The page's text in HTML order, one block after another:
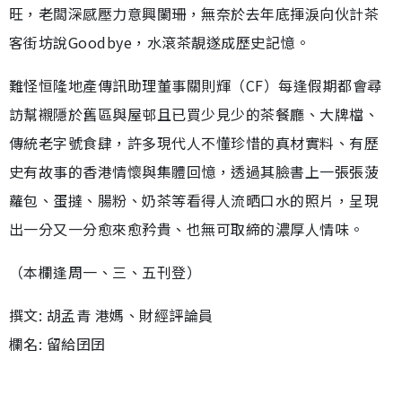
旺，老闆深感壓力意興闌珊，無奈於去年底揮淚向伙計茶
客街坊說Goodbye，水滾茶靚遂成歷史記憶。
難怪恒隆地產傳訊助理董事關則輝（CF）每逢假期都會尋
訪幫襯隱於舊區與屋邨且已買少見少的茶餐廳、大牌檔、
傳統老字號食肆，許多現代人不懂珍惜的真材實料、有歷
史有故事的香港情懷與集體回憶，透過其臉書上一張張菠
蘿包、蛋撻、腸粉、奶茶等看得人流晒口水的照片，呈現
出一分又一分愈來愈矜貴、也無可取締的濃厚人情味。
（本欄逢周一、三、五刊登）
撰文: 胡孟青 港媽、財經評論員
欄名: 留給囝囝